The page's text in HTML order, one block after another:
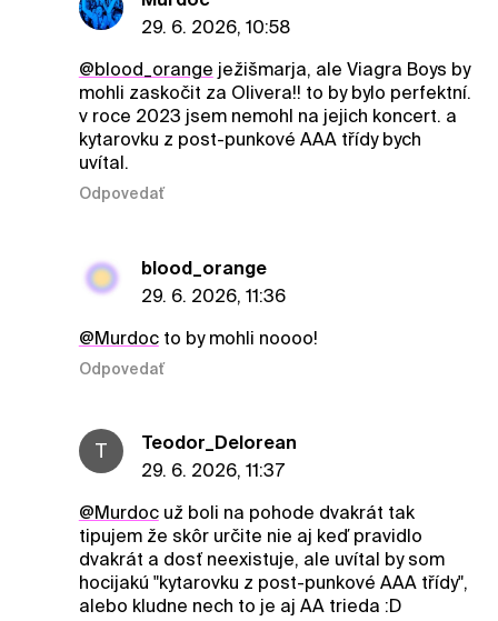
29. 6. 2026, 10:58
@blood_orange ježišmarja, ale Viagra Boys by
mohli zaskočit za Olivera!! to by bylo perfektní.
v roce 2023 jsem nemohl na jejich koncert. a
kytarovku z post-punkové AAA třídy bych
uvítal.
Odpovedať
blood_orange
29. 6. 2026, 11:36
@Murdocto by mohli noooo!
Odpovedať
T
Teodor_Delorean
29. 6. 2026, 11:37
@Murdocuž boli na pohode dvakrát tak
tipujem že skôr určite nie aj keď pravidlo
dvakrát a dosť neexistuje, ale uvítal by som
hocijakú "kytarovku z post-punkové AAA třídy",
alebo kludne nech to je aj AA trieda :D